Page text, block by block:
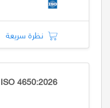
نظرة سريعة
ISO 4650:2026